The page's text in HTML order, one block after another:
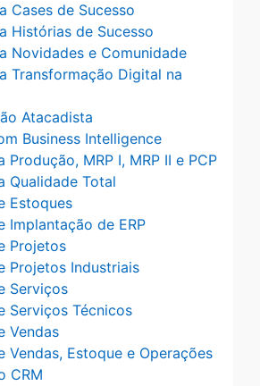
Cases de Sucesso
Histórias de Sucesso
Novidades e Comunidade
Transformação Digital na
Atacadista
Business Intelligence
Produção, MRP I, MRP II e PCP
Qualidade Total
Estoques
Implantação de ERP
Projetos
Projetos Industriais
Serviços
Serviços Técnicos
Vendas
Vendas, Estoque e Operações
CRM